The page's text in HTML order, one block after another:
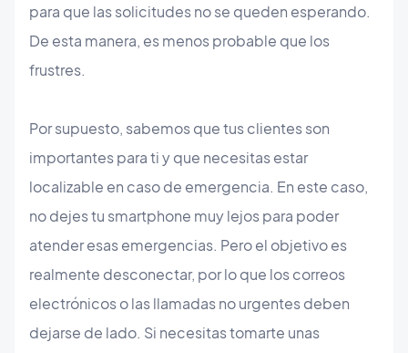
para que las solicitudes no se queden esperando.
De esta manera, es menos probable que los
frustres.
Por supuesto, sabemos que tus clientes son
importantes para ti y que necesitas estar
localizable en caso de emergencia. En este caso,
no dejes tu smartphone muy lejos para poder
atender esas emergencias. Pero el objetivo es
realmente desconectar, por lo que los correos
electrónicos o las llamadas no urgentes deben
dejarse de lado. Si necesitas tomarte unas